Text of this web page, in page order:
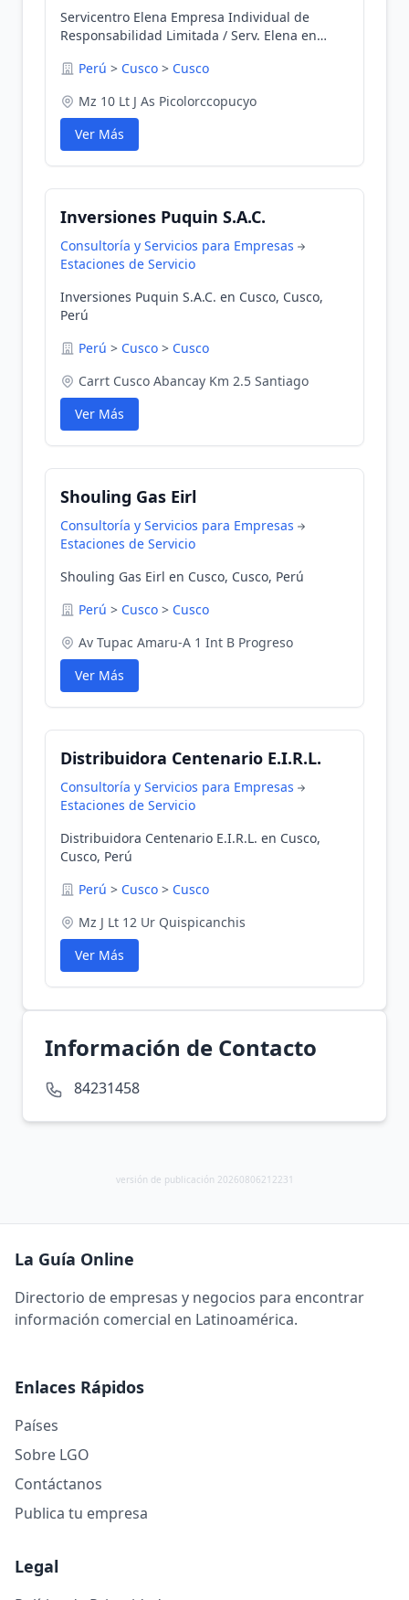
Servicentro Elena Empresa Individual de
Responsabilidad Limitada / Serv. Elena en
Perú > Cusco > Cusco
Mz 10 Lt J As Picolorccopucyo
Ver Más
Inversiones Puquin S.A.C.
Consultoría y Servicios para Empresas
Estaciones de Servicio
Inversiones Puquin S.A.C. en Cusco, Cusco,
Perú
Perú > Cusco > Cusco
Carrt Cusco Abancay Km 2.5 Santiago
Ver Más
Shouling Gas Eirl
Consultoría y Servicios para Empresas
Estaciones de Servicio
Shouling Gas Eirl en Cusco, Cusco, Perú
Perú > Cusco > Cusco
Av Tupac Amaru-A 1 Int B Progreso
Ver Más
Distribuidora Centenario E.I.R.L.
Consultoría y Servicios para Empresas
Estaciones de Servicio
Distribuidora Centenario E.I.R.L. en Cusco,
Cusco, Perú
Perú > Cusco > Cusco
Mz J Lt 12 Ur Quispicanchis
Ver Más
Información de Contacto
84231458
versión de publicación 20260806212231
La Guía Online
Directorio de empresas y negocios para encontrar
información comercial en Latinoamérica.
Enlaces Rápidos
Países
Sobre LGO
Contáctanos
Publica tu empresa
Legal